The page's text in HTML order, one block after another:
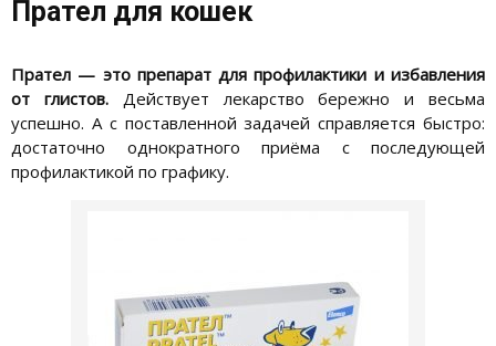
Прател для кошек
Прател — это препарат для профилактики и избавления
от глистов.Действует лекарство бережно и весьма
успешно. А с поставленной задачей справляется быстро:
достаточно однократного приёма с последующей
профилактикой по графику.